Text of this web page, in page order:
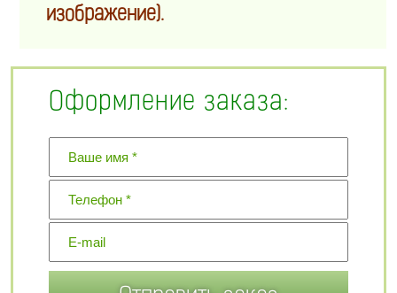
изображение).
Оформление заказа: